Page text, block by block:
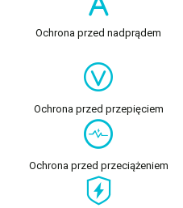
Ochrona przed nadprądem
Ochrona przed przepięciem
Ochrona przed przeciążeniem